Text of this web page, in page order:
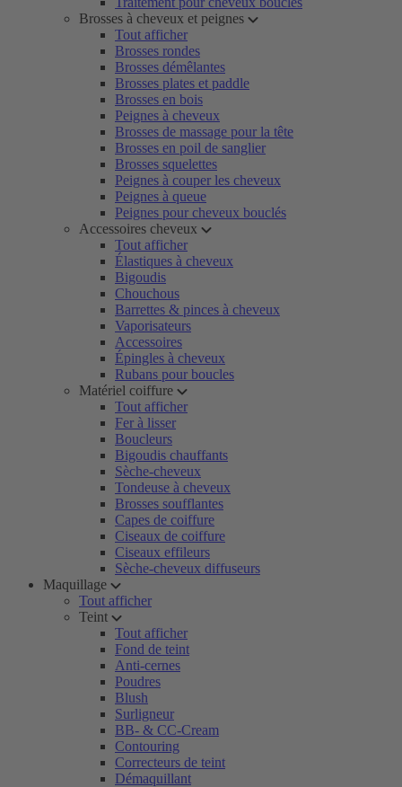
Brosses à cheveux et peignes
Tout afficher
Brosses rondes
Brosses démêlantes
Brosses plates et paddle
Brosses en bois
Peignes à cheveux
Brosses de massage pour la tête
Brosses en poil de sanglier
Brosses squelettes
Peignes à couper les cheveux
Peignes à queue
Peignes pour cheveux bouclés
Accessoires cheveux
Tout afficher
Élastiques à cheveux
Bigoudis
Chouchous
Barrettes & pinces à cheveux
Vaporisateurs
Accessoires
Épingles à cheveux
Rubans pour boucles
Matériel coiffure
Tout afficher
Fer à lisser
Boucleurs
Bigoudis chauffants
Sèche-cheveux
Tondeuse à cheveux
Brosses soufflantes
Capes de coiffure
Ciseaux de coiffure
Ciseaux effileurs
Sèche-cheveux diffuseurs
Maquillage
Tout afficher
Teint
Tout afficher
Fond de teint
Anti-cernes
Poudres
Blush
Surligneur
BB- & CC-Cream
Contouring
Correcteurs de teint
Démaquillant